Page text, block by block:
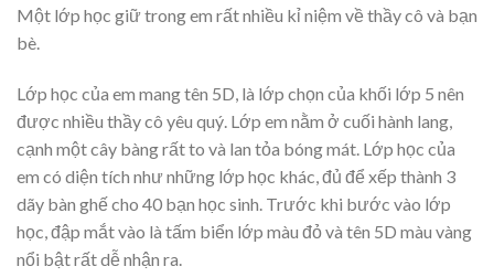
Một lớp học giữ trong em rất nhiều kỉ niệm về thầy cô và bạn
bè.
Lớp học của em mang tên 5D, là lớp chọn của khối lớp 5 nên
được nhiều thầy cô yêu quý. Lớp em nằm ở cuối hành lang,
cạnh một cây bàng rất to và lan tỏa bóng mát. Lớp học của
em có diện tích như những lớp học khác, đủ để xếp thành 3
dãy bàn ghế cho 40 bạn học sinh. Trước khi bước vào lớp
học, đập mắt vào là tấm biển lớp màu đỏ và tên 5D màu vàng
nổi bật rất dễ nhận ra.